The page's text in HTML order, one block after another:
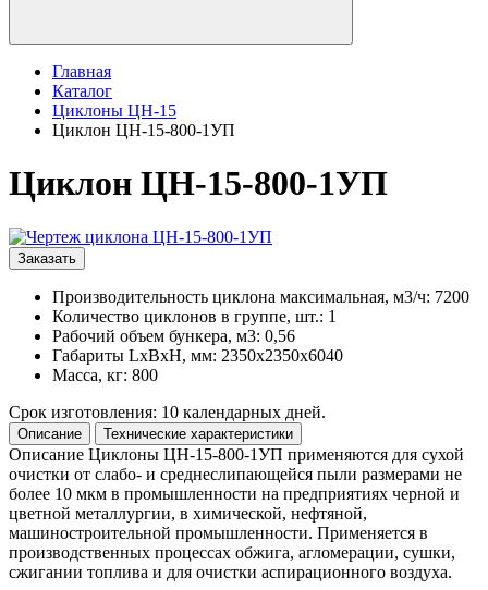
Главная
Каталог
Циклоны ЦН-15
Циклон ЦН-15-800-1УП
Циклон ЦН-15-800-1УП
Заказать
Производительность циклона максимальная, м3/ч: 7200
Количество циклонов в группе, шт.: 1
Рабочий объем бункера, м3: 0,56
Габариты LxBxH, мм: 2350x2350x6040
Масса, кг: 800
Срок изготовления: 10 календарных дней.
Описание Технические характеристики
Описание Циклоны ЦН-15-800-1УП применяются для сухой
очистки от слабо- и среднеслипающейся пыли размерами не
более 10 мкм в промышленности на предприятиях черной и
цветной металлургии, в химической, нефтяной,
машиностроительной промышленности. Применяется в
производственных процессах обжига, агломерации, сушки,
сжигании топлива и для очистки аспирационного воздуха.